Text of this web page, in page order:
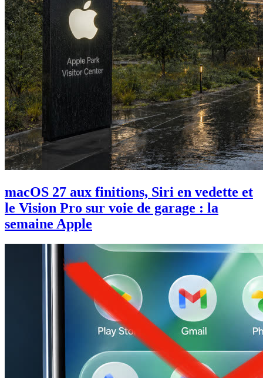
macOS 27 aux finitions, Siri en vedette et
le Vision Pro sur voie de garage : la
semaine Apple